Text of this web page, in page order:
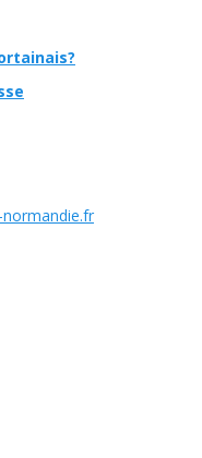
normandie.fr